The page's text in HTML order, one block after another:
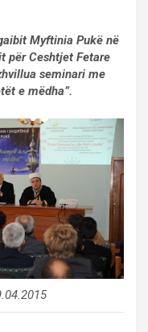
Myftinia Pukë në
për Ceshtjet Fetare
seminari me
e mëdha”.